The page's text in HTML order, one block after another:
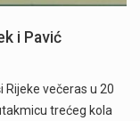
i Pavić
večeras u 20
trećeg kola